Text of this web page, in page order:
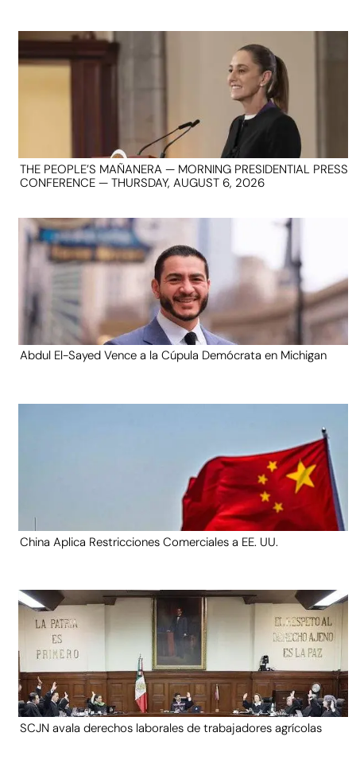
THE PEOPLE’S MAÑANERA — MORNING PRESIDENTIAL PRESS
CONFERENCE — THURSDAY, AUGUST 6, 2026
Abdul El-Sayed Vence a la Cúpula Demócrata en Michigan
China Aplica Restricciones Comerciales a EE. UU.
SCJN avala derechos laborales de trabajadores agrícolas